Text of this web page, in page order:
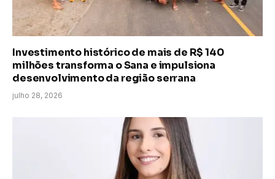
Investimento histórico de mais de R$ 140
milhões transforma o Sana e impulsiona
desenvolvimento da região serrana
julho 28, 2026